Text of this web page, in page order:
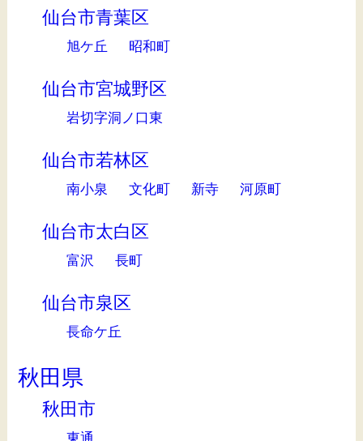
仙台市青葉区
旭ケ丘 昭和町
仙台市宮城野区
岩切字洞ノ口東
仙台市若林区
南小泉 文化町 新寺 河原町
仙台市太白区
富沢 長町
仙台市泉区
長命ケ丘
秋田県
秋田市